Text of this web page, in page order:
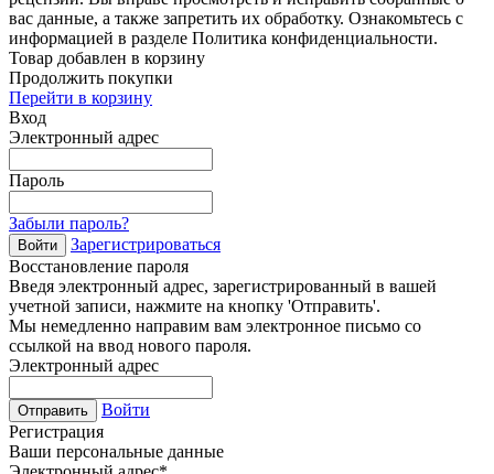
вас данные, а также запретить их обработку. Ознакомьтесь с
информацией в разделе Политика конфиденциальности.
Товар добавлен в корзину
Продолжить покупки
Перейти в корзину
Вход
Электронный адрес
Пароль
Забыли пароль?
Войти
Зарегистрироваться
Восстановление пароля
Введя электронный адрес, зарегистрированный в вашей
учетной записи, нажмите на кнопку 'Отправить'.
Мы немедленно направим вам электронное письмо со
ссылкой на ввод нового пароля.
Электронный адрес
Отправить
Войти
Регистрация
Ваши персональные данные